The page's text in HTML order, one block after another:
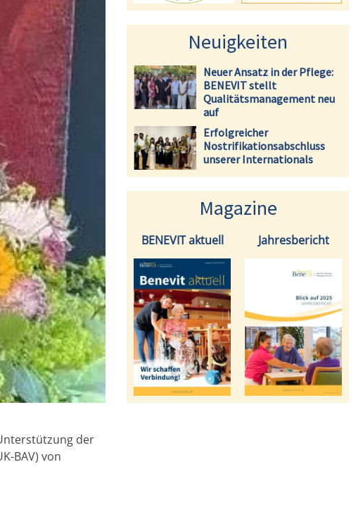
der
BAV) von
Neuigkeiten
Neuer Ansatz in der Pflege:
BENEVIT stellt
Qualitätsmanagement neu
auf
Erfolgreicher
Nostrifikationsabschluss
unserer Internationals
Magazine
BENEVIT aktuell Jahresbericht